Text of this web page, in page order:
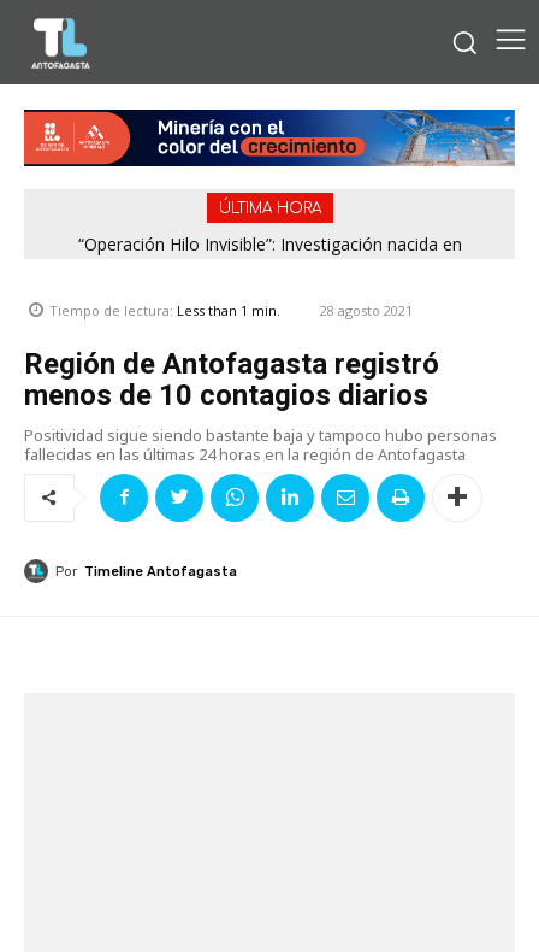
ÚLTIMA HORA
“Operación Hilo Invisible”: Investigación nacida en
Tiempo de lectura: Less than 1 min. 28 agosto 2021
Región de Antofagasta registró
menos de 10 contagios diarios
Positividad sigue siendo bastante baja y tampoco hubo personas
fallecidas en las últimas 24 horas en la región de Antofagasta
Por Timeline Antofagasta